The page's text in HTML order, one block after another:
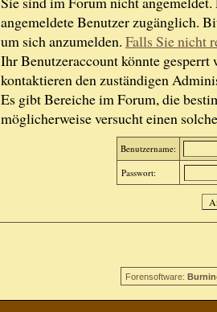
angemeldete Benutzer zugänglich.
um sich anzumelden. Falls Sie nicht
Ihr Benutzeraccount könnte gesperrt
kontaktieren den zuständigen
Es gibt Bereiche im Forum, die
möglicherweise versucht einen
Benutzername:
Passwort:
Forensoftware: